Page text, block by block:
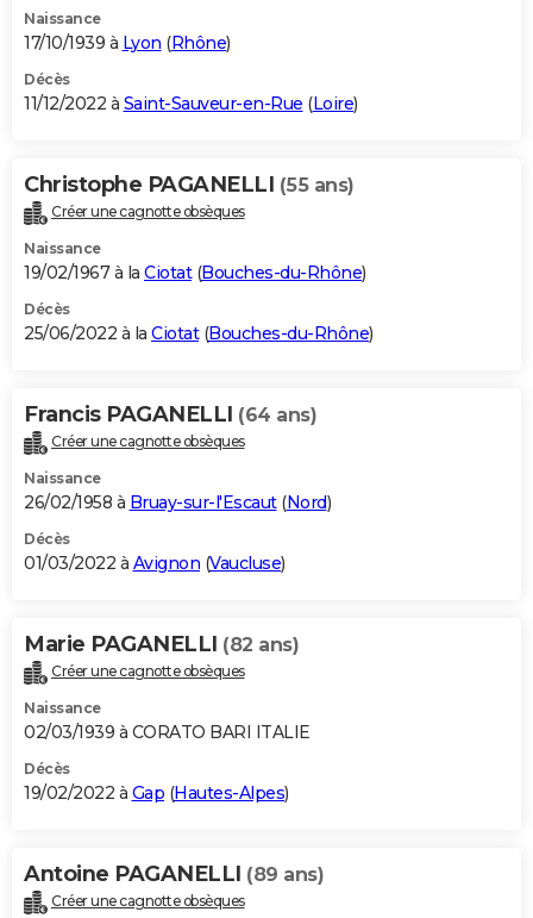
Naissance
17/10/1939 à Lyon (Rhône)
Décès
11/12/2022 à Saint-Sauveur-en-Rue (Loire)
Christophe PAGANELLI (55 ans)
Créer une cagnotte obsèques
Naissance
19/02/1967 à la Ciotat(Bouches-du-Rhône)
Décès
25/06/2022 à la Ciotat(Bouches-du-Rhône)
Francis PAGANELLI (64 ans)
Créer une cagnotte obsèques
Naissance
26/02/1958 à Bruay-sur-l'Escaut(Nord)
Décès
01/03/2022 à Avignon (Vaucluse)
Marie PAGANELLI (82 ans)
Créer une cagnotte obsèques
Naissance
02/03/1939 à CORATO BARI ITALIE
Décès
19/02/2022 à Gap (Hautes-Alpes)
Antoine PAGANELLI (89 ans)
Créer une cagnotte obsèques